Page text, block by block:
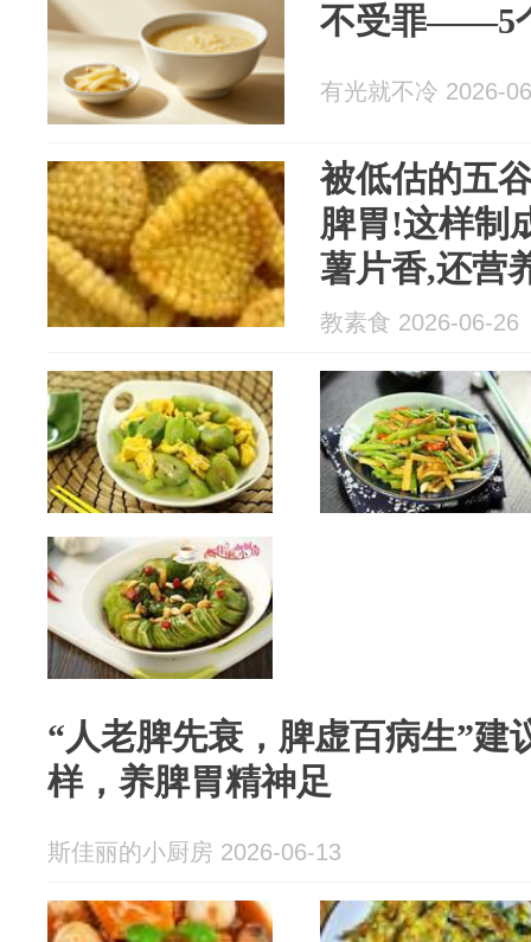
不受罪——5
有光就不冷 2026-
被低估的五
脾胃!这样制
薯片香,还营
教素食 2026-06-26
“人老脾先衰，脾虚百病生”建
样，养脾胃精神足
斯佳丽的小厨房 2026-06-13